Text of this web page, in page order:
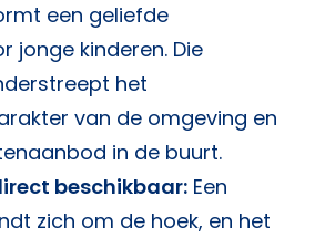
een geliefde
jonge kinderen. Die
het
van de omgeving en
in de buurt.
beschikbaar: Een
zich om de hoek, en het